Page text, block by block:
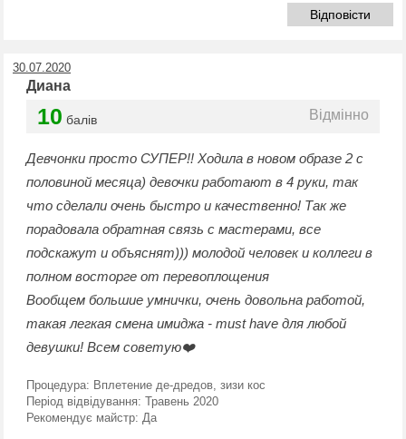
Відповісти
30.07.2020
Диана
10 балів Відмінно
Девчонки просто СУПЕР!! Ходила в новом образе 2 с
половиной месяца) девочки работают в 4 руки, так
что сделали очень быстро и качественно! Так же
порадовала обратная связь с мастерами, все
подскажут и объяснят))) молодой человек и коллеги в
полном восторге от перевоплощения
Вообщем большие умнички, очень довольна работой,
такая легкая смена имиджа - must have для любой
девушки! Всем советую❤️
Процедура: Вплетение де-дредов, зизи кос
Період відвідування: Травень 2020
Рекомендує майстр: Да